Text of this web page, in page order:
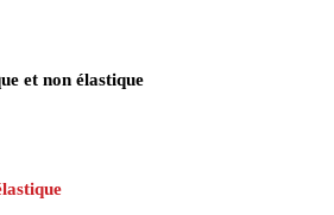
et non élastique